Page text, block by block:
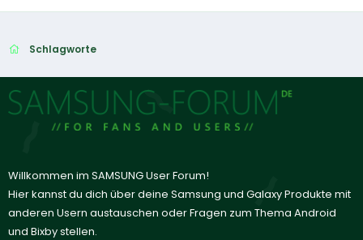
Schlagworte
Willkommen im SAMSUNG User Forum!
Hier kannst du dich über deine Samsung und Galaxy Produkte mit
anderen Usern austauschen oder Fragen zum Thema Android
und Bixby stellen.